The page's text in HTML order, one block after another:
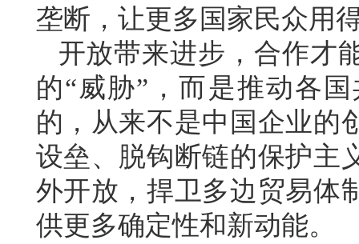
垄断，让更多国家民众用
开放带来进步，合作才
的“威胁”，而是推动各
的，从来不是中国企业的
设垒、脱钩断链的保护主
外开放，捍卫多边贸易体
供更多确定性和新动能。